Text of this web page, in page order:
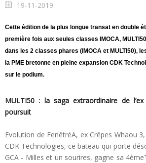
19-11-2019
Cette édition de la plus longue transat en double
première fois aux seules classes IMOCA,
dans les 2 classes phares (IMOCA et MULTI50),
la PME bretonne en pleine expansion CDK
sur le podium.
MULTI50 : la saga extraordinaire de
poursuit
Evolution de FenêtréA, ex Crêpes Whaou
CDK Technologies, ce bateau qui porte
GCA - Milles et un sourires, gagne sa